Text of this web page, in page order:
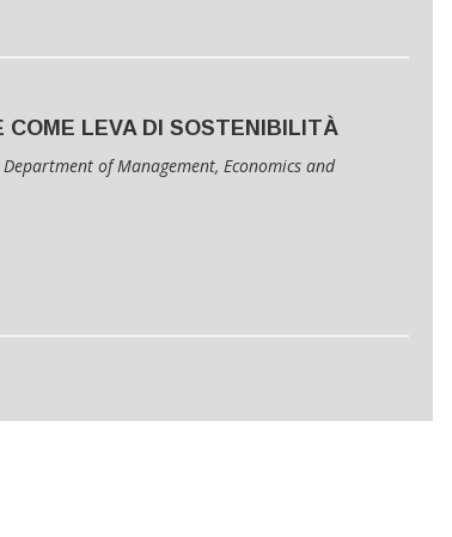
COME LEVA DI SOSTENIBILITÀ
of Management, Economics and